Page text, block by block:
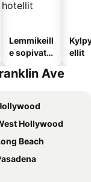
Lemmikeill
e sopivat
ellit
Ave
Hollywood
Beach